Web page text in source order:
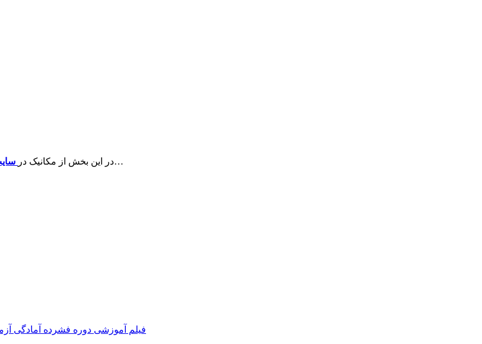
در این بخش از مکانیک دررا نمایش خواهیم داد…
فیلم آموزشی دوره فشرده آمادگی